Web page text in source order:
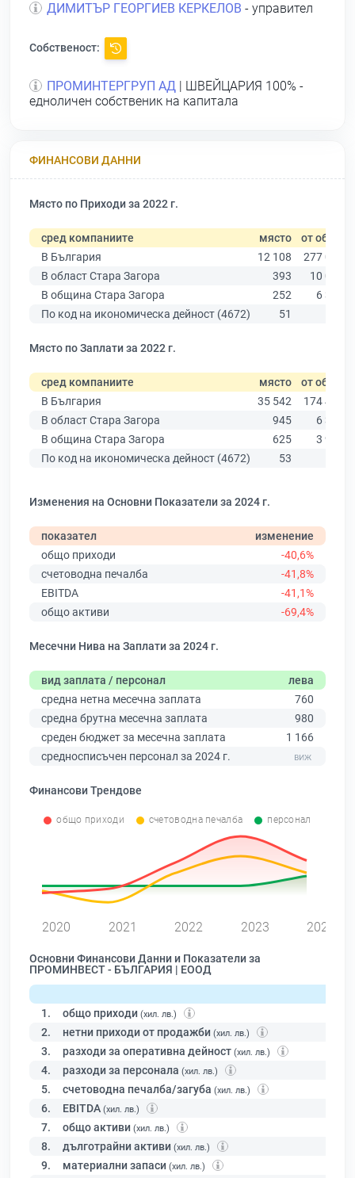
ДИМИТЪР ГЕОРГИЕВ КЕРКЕЛОВ - управител
Собственост:
ПРОМИНТЕРГРУП АД | ШВЕЙЦАРИЯ 100% -
едноличен собственик на капитала
ФИНАНСОВИ ДАННИ
Място по Приходи за 2022 г.
сред компаниите място от общо
В България
12 108
277 019
В област Стара Загора
393
10 079
В община Стара Загора
252
6 309
По код на икономическа дейност (4672)
51
Място по Заплати за 2022 г.
сред компаниите място от общо
В България
35 542
174 403
В област Стара Загора
945
6 394
В община Стара Загора
625
3 960
По код на икономическа дейност (4672)
53
Изменения на Основни Показатели за 2024 г.
показател
изменение
общо приходи
-40,6%
счетоводна печалба
-41,8%
EBITDA
-41,1%
общо активи
-69,4%
Месечни Нива на Заплати за 2024 г.
вид заплата / персонал
лева
средна нетна месечна заплата
760
средна брутна месечна заплата
980
среден бюджет за месечна заплата
1 166
средносписъчен персонал за 2024 г.
Финансови Трендове
общо приходи счетоводна печалба персонал
2020 2021 2022 2023 2024
Основни Финансови Данни и Показатели за
ПРОМИНВЕСТ - БЪЛГАРИЯ | ЕООД
1. общо приходи (хил. лв.)
2. нетни приходи от продажби (хил. лв.)
3. разходи за оперативна дейност (хил. лв.)
4. разходи за персонала (хил. лв.)
5. счетоводна печалба/загуба (хил. лв.)
6. EBITDA (хил. лв.)
7. общо активи (хил. лв.)
8. дълготрайни активи (хил. лв.)
9. материални запаси (хил. лв.)